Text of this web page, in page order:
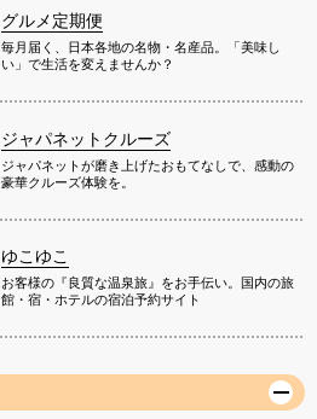
グルメ定期便
毎月届く、日本各地の名物・名産品。「美味し
い」で生活を変えませんか？
ジャパネットクルーズ
ジャパネットが磨き上げたおもてなしで、感動の
豪華クルーズ体験を。
ゆこゆこ
お客様の『良質な温泉旅』をお手伝い。国内の旅
館・宿・ホテルの宿泊予約サイト